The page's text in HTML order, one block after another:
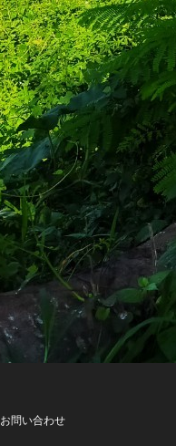
お問い合わせ